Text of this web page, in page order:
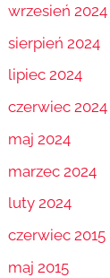
wrzesień 2024
sierpień 2024
lipiec 2024
czerwiec 2024
maj 2024
marzec 2024
luty 2024
czerwiec 2015
maj 2015